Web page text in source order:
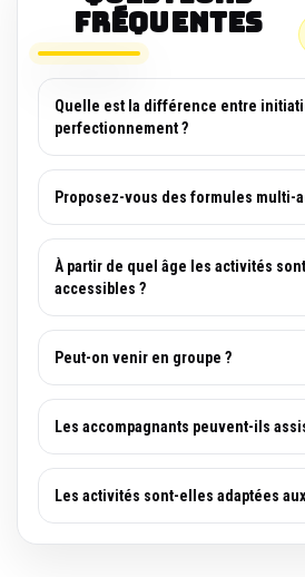
fréquentes
Quelle est la différence entre
perfectionnement ?
Proposez-vous des formules multi-
À partir de quel âge les activités
accessibles ?
Peut-on venir en groupe ?
Les accompagnants peuvent-ils
Les activités sont-elles adaptées